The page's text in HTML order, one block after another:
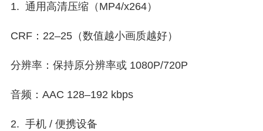
1. 通用高清压缩（MP4/x264）
CRF：22–25（数值越小画质越好）
分辨率：保持原分辨率或 1080P/720P
音频：AAC 128–192 kbps
2. 手机 / 便携设备